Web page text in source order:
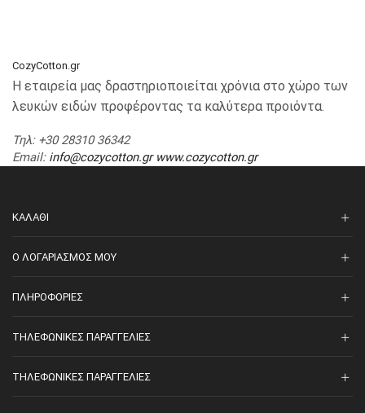
CozyCotton.gr
Η εταιρεία μας δραστηριοποιείται χρόνια στο χώρο των
λευκών ειδών προφέροντας τα καλύτερα προιόντα.
Τηλ: +30 28310 36342
Email: info@cozycotton.gr www.cozycotton.gr
ΚΑΛΆΘΙ
O ΛΟΓΑΡΙΑΣΜΌΣ ΜΟΥ
ΠΛΗΡΟΦΟΡΊΕΣ
ΤΗΛΕΦΩΝΙΚΈΣ ΠΑΡΑΓΓΕΛΊΕΣ
ΤΗΛΕΦΩΝΙΚΈΣ ΠΑΡΑΓΓΕΛΊΕΣ